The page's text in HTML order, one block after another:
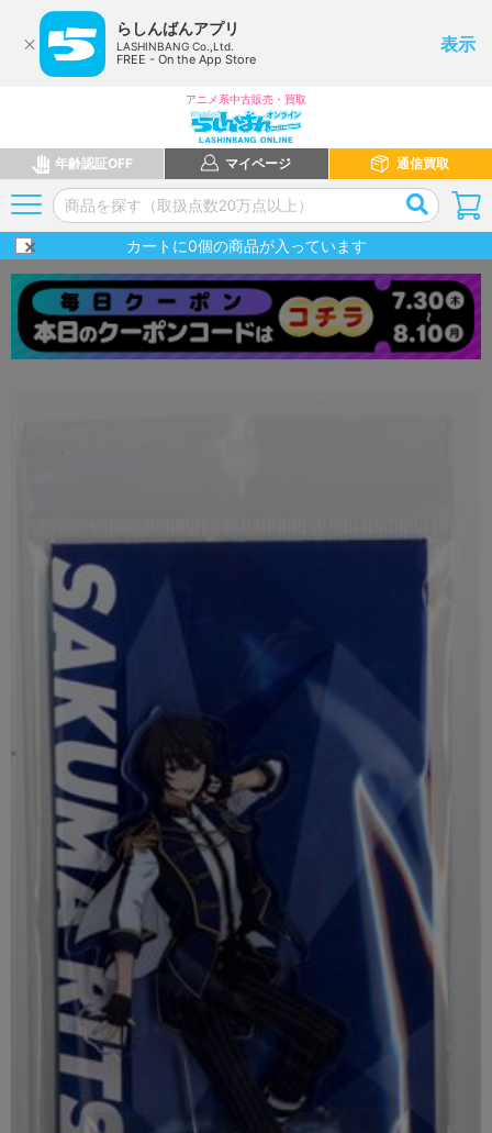
らしんばんアプリ
LASHINBANG Co.,Ltd.
FREE - On the App Store
表示
アニメ系中古販売・買取
年齢認証OFF マイページ 通信買取
カートに0個の商品が入っています